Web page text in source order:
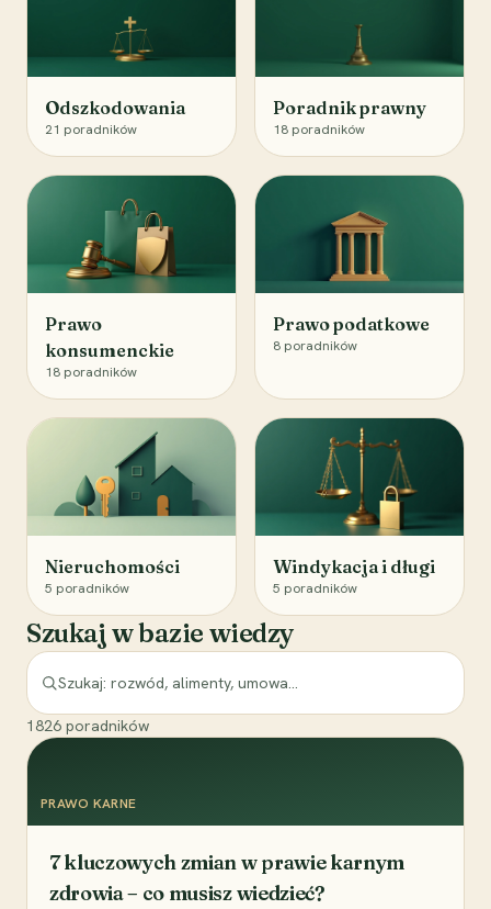
Odszkodowania
21 poradników
Poradnik prawny
18 poradników
Prawo
konsumenckie
18 poradników
Prawo podatkowe
8 poradników
Nieruchomości
5 poradników
Windykacja i długi
5 poradników
Szukaj w bazie wiedzy
1826 poradników
PRAWO KARNE
7 kluczowych zmian w prawie karnym
zdrowia – co musisz wiedzieć?